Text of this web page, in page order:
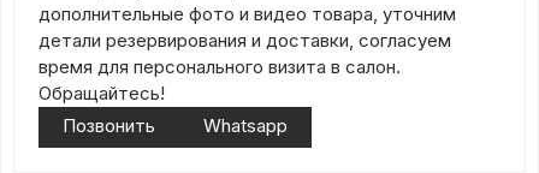
дополнительные фото и видео товара, уточним
детали резервирования и доставки, согласуем
время для персонального визита в салон.
Обращайтесь!
Позвонить
Whatsapp